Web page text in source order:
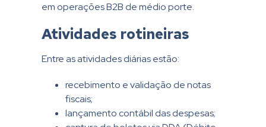
em operações B2B de médio porte.
Atividades rotineiras
Entre as atividades diárias estão:
recebimento e validação de notas
fiscais;
lançamento contábil das despesas;